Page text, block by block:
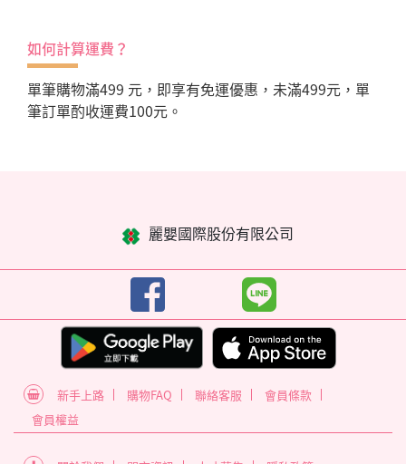
如何計算運費？
單筆購物滿499 元，即享有免運優惠，未滿499元，單
筆訂單酌收運費100元。
麗嬰國際股份有限公司
新手上路 購物FAQ 聯絡客服
會員條款
會員權益